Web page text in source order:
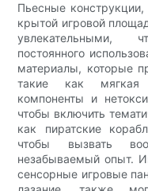
Пьесные
крытой игровой
увлекательными,
постоянного
материалы, которые
такие как мягкая
компоненты и
чтобы включить
как пиратские
чтобы вызвать
незабываемый опыт.
сенсорные игровые